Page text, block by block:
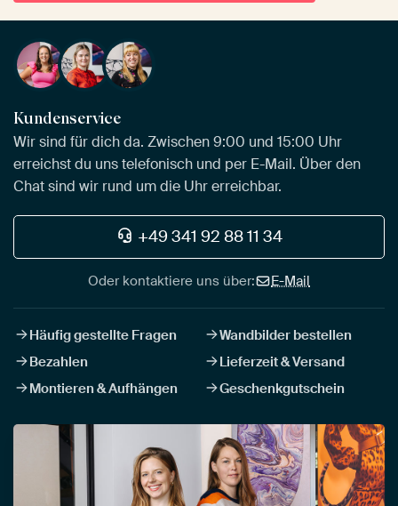
Kundenservice
Wir sind für dich da. Zwischen 9:00 und 15:00 Uhr
erreichst du uns telefonisch und per E-Mail. Über den
Chat sind wir rund um die Uhr erreichbar.
+49 341 92 88 11 34
Oder kontaktiere uns über: E-Mail
Häufig gestellte Fragen
Wandbilder bestellen
Bezahlen
Lieferzeit & Versand
Montieren & Aufhängen
Geschenkgutschein